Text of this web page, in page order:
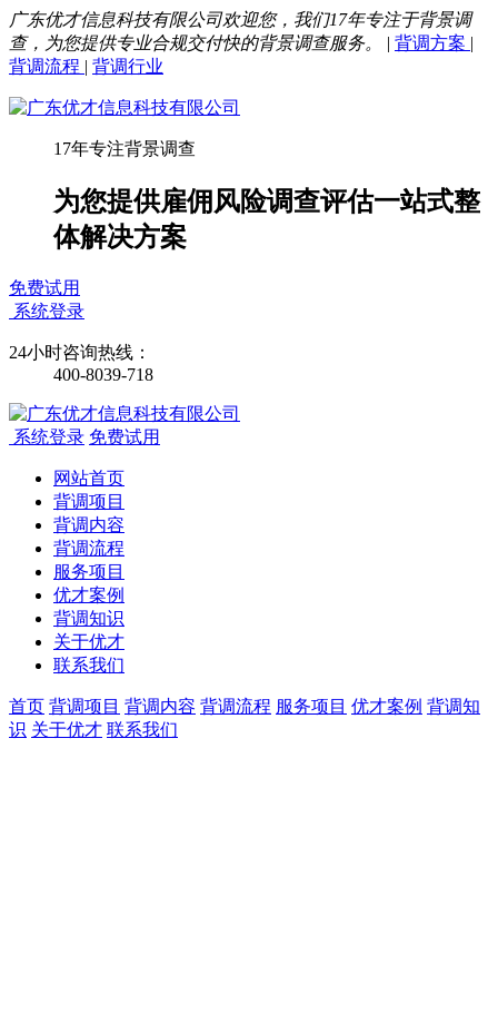
广东优才信息科技有限公司欢迎您，我们17年专注于背景调
查，为您提供专业合规交付快的背景调查服务。
| 背调方案 |
背调流程 | 背调行业
17年专注背景调查
为您提供雇佣风险调查评估一站式整
体解决方案
免费试用
系统登录
24小时咨询热线：
400-8039-718
系统登录 免费试用
网站首页
背调项目
背调内容
背调流程
服务项目
优才案例
背调知识
关于优才
联系我们
首页 背调项目 背调内容 背调流程 服务项目 优才案例 背调知
识 关于优才 联系我们